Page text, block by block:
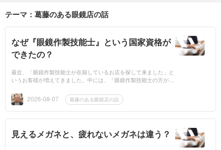
テーマ：葛藤のある眼鏡店の話
なぜ『眼鏡作製技能士』という国家資格が
できたの？
最近、「眼鏡作製技能士が在籍しているお店を探して来ました」と
いうお客様が増えてきました。中には、「眼鏡作製技能士の方が、
ティングまで...
2026-08-07 葛藤のある眼鏡店の話
見えるメガネと、疲れないメガネは違う？